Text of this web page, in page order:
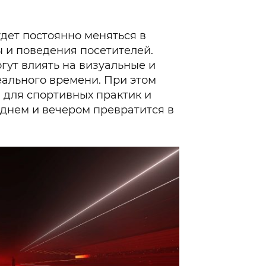
постоянно меняться в
поведения посетителей.
влиять на визуальные и
времени. При этом
спортивных практик и
и вечером превратится в